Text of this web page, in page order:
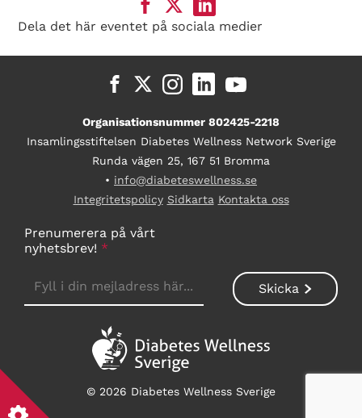
Dela det här eventet på sociala medier
Organisationsnummer 802425-2218
Insamlingsstiftelsen Diabetes Wellness Network Sverige
Runda vägen 25, 167 51 Bromma
• info@diabeteswellness.se
Integritetspolicy Sidkarta Kontakta oss
Prenumerera på vårt
nyhetsbrev! *
© 2026 Diabetes Wellness Sverige